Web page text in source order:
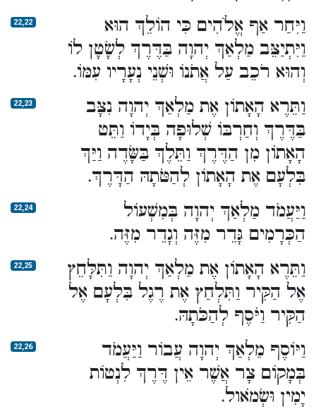
22,22
וַיִּחַר אַף אֱלֹהִים כִּי הוֹלֵךְ הוּא
וַיִּתְיַצֵּב מַלְאַךְ יְהוָה בַּדֶּרֶךְ לְשָׂטָן לוֹ
וְהוּא רֹכֵב עַל אֲתֹנוֹ וּשְׁנֵי נְעָרָיו עִמּוֹ.
22,23
וַתֵּרֶא הָאָתוֹן אֶת מַלְאַךְ יְהוָה נִצָּב
בַּדֶּרֶךְ וְחַרְבּוֹ שְׁלוּפָה בְּיָדוֹ וַתֵּט
הָאָתוֹן מִן הַדֶּרֶךְ וַתֵּלֶךְ בַּשָּׂדֶה וַיַּךְ
בִּלְעָם אֶת הָאָתוֹן לְהַטֹּתָהּ הַדָּרֶךְ.
22,24
וַיַּעֲמֹד מַלְאַךְ יְהוָה בְּמִשְׁעוֹל
הַכְּרָמִים גָּדֵר מִזֶּה וְגָדֵר מִזֶּה.
22,25
וַתֵּרֶא הָאָתוֹן אֶת מַלְאַךְ יְהוָה וַתִּלָּחֵץ
אֶל הַקִּיר וַתִּלְחַץ אֶת רֶגֶל בִּלְעָם אֶל
הַקִּיר וַיֹּסֶף לְהַכֹּתָהּ.
22,26
וַיּוֹסֶף מַלְאַךְ יְהוָה עֲבוֹר וַיַּעֲמֹד
בְּמָקוֹם צָר אֲשֶׁר אֵין דֶּרֶךְ לִנְטוֹת
יָמִין וּשְׂמֹאול.